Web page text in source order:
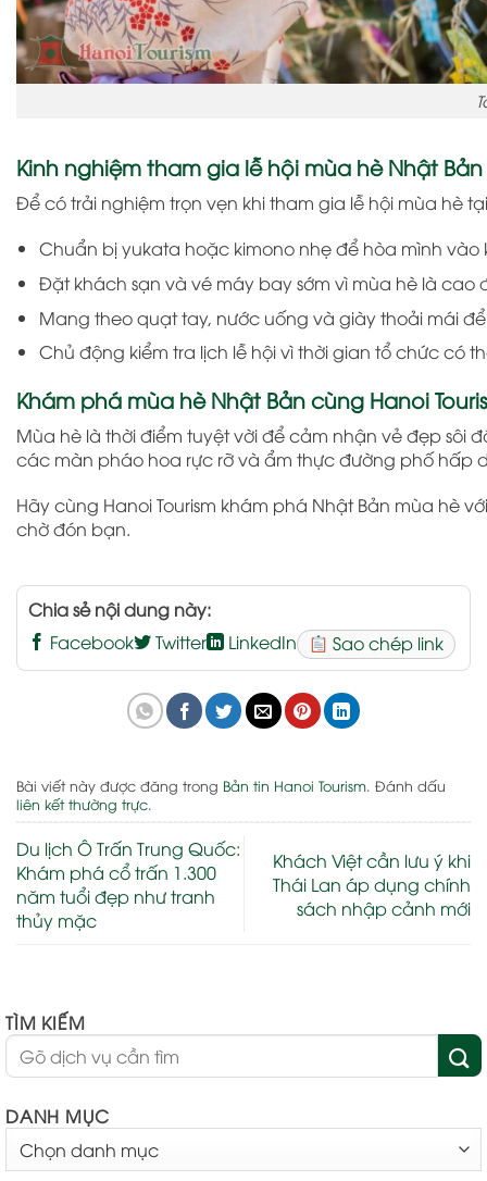
Kinh nghiệm tham gia lễ hội mùa hè Nhật Bản
Để có trải nghiệm trọn vẹn khi tham gia lễ hội mùa hè
Chuẩn bị yukata hoặc kimono nhẹ để hòa mình vào
Đặt khách sạn và vé máy bay sớm vì mùa hè là cao
Mang theo quạt tay, nước uống và giày thoải mái
Chủ động kiểm tra lịch lễ hội vì thời gian tổ chức có
Khám phá mùa hè Nhật Bản cùng Hanoi
Mùa hè là thời điểm tuyệt vời để cảm nhận vẻ đẹp sôi
các màn pháo hoa rực rỡ và ẩm thực đường phố hấp
Hãy cùng Hanoi Tourism khám phá Nhật Bản mùa hè
chờ đón bạn.
Chia sẻ nội dung này:
Facebook
Twitter LinkedIn Sao chép link
Bài viết này được đăng trong Bản tin Hanoi Tourism. Đánh dấu
liên kết thường trực.
Du lịch Ô Trấn Trung Quốc:
Khám phá cổ trấn 1.300
năm tuổi đẹp như tranh
thủy mặc
Khách Việt cần lưu ý khi
Thái Lan áp dụng chính
sách nhập cảnh mới
TÌM KIẾM
DANH MỤC
MỤC